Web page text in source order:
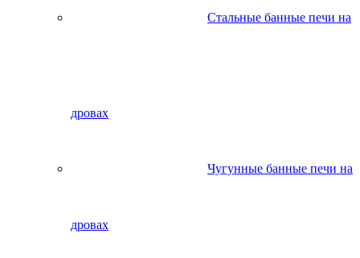
Стальные банные печи на
дровах
Чугунные банные печи на
дровах